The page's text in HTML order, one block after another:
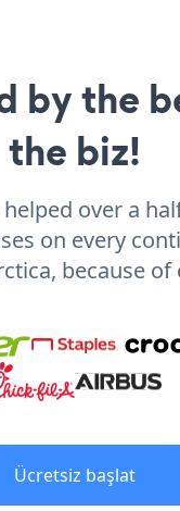
by the
the biz!
helped over a
on every
because of
Ücretsiz başlat